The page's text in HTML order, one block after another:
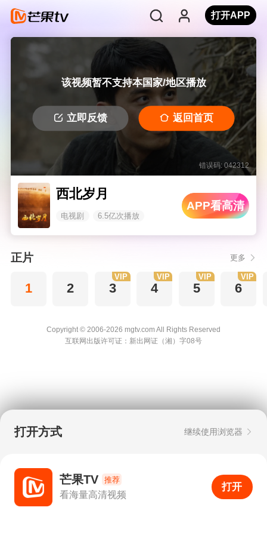
打开APP
该视频暂不支持本国家/地区播放
立即反馈 返回首页
错误码: 042312
西北岁月
电视剧 6.5亿次播放
APP看高清
正片 更多
1 2 3
VIP
4
VIP
5
VIP
6
VIP
Copyright © 2006-2026 mgtv.com All Rights Reserved
互联网出版许可证：新出网证（湘）字08号
140
打开APP
打开方式 继续使用浏览器
芒果TV 推荐
看海量高清视频
打开